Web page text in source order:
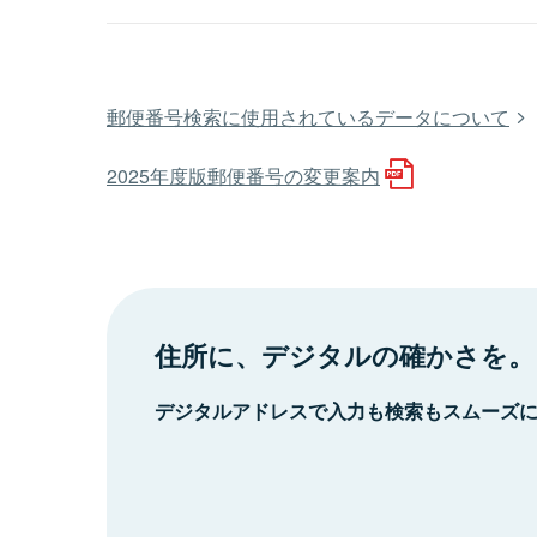
郵便番号検索に使用されているデータについて
2025年度版郵便番号の変更案内
住所に、デジタルの確かさを。
デジタルアドレスで入力も検索もスムーズ